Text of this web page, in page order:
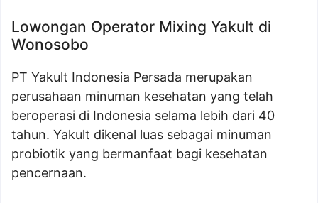
Lowongan Operator Mixing Yakult di
Wonosobo
PT Yakult Indonesia Persada merupakan
perusahaan minuman kesehatan yang telah
beroperasi di Indonesia selama lebih dari 40
tahun. Yakult dikenal luas sebagai minuman
probiotik yang bermanfaat bagi kesehatan
pencernaan.